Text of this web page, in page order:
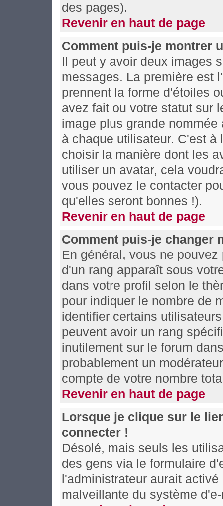
des pages).
Revenir en haut de page
Comment puis-je montrer
Il peut y avoir deux images
messages. La première est
prennent la forme d'étoiles
avez fait ou votre statut sur
image plus grande
à chaque utilisateur. C'est
choisir la manière dont les
utiliser un avatar, cela
vous pouvez le contacter
qu'elles seront bonnes !).
Revenir en haut de page
Comment puis-je changer
En général, vous ne
d'un rang apparaît sous
dans votre profil selon le
pour indiquer le nombre de
identifier certains
peuvent avoir un rang
inutilement sur le forum
probablement un
compte de votre nombre
Revenir en haut de page
Lorsque je clique sur le
connecter !
Désolé, mais seuls les
des gens via le formulaire
l'administrateur aurait
malveillante du système